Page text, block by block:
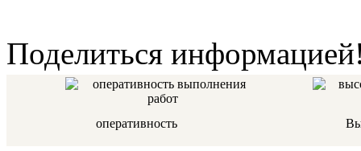
Поделиться
оперативность